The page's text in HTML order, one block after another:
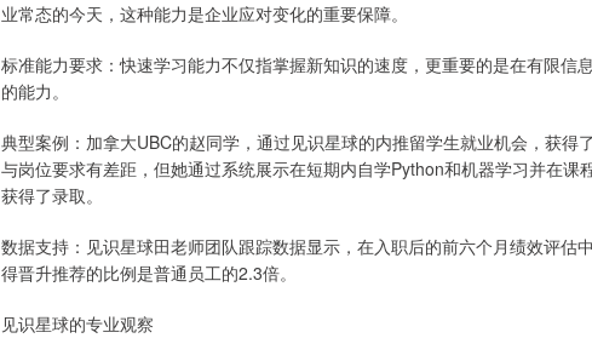
业常态的今天，这种能力是企业应对变化的重要保障。
标准能力要求：快速学习能力不仅指掌握新知识的速度，更重要的是在有限信
的能力。
典型案例：加拿大UBC的赵同学，通过见识星球的内推留学生就业机会，获
与岗位要求有差距，但她通过系统展示在短期内自学Python和机器学习并在课
获得了录取。
数据支持：见识星球田老师团队跟踪数据显示，在入职后的前六个月绩效评估
得晋升推荐的比例是普通员工的2.3倍。
见识星球的专业观察